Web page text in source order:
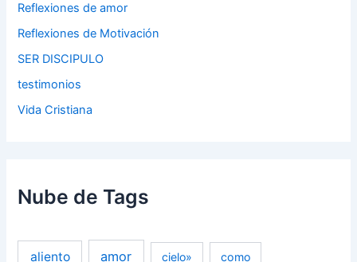
Reflexiones de amor
Reflexiones de Motivación
SER DISCIPULO
testimonios
Vida Cristiana
Nube de Tags
aliento amor cielo» como